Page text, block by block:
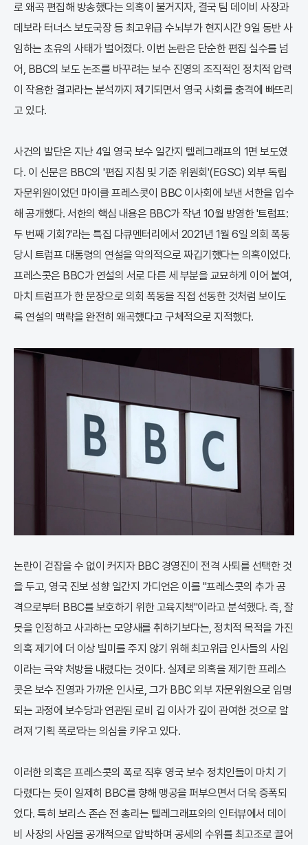
로 왜곡 편집해 방송했다는 의혹이 불거지자, 결국 팀 데이비 사장과
데보라 터너스 보도국장 등 최고위급 수뇌부가 현지시간 9일 동반 사
임하는 초유의 사태가 벌어졌다. 이번 논란은 단순한 편집 실수를 넘
어, BBC의 보도 논조를 바꾸려는 보수 진영의 조직적인 정치적 압력
이 작용한 결과라는 분석까지 제기되면서 영국 사회를 충격에 빠뜨리
고 있다.
사건의 발단은 지난 4일 영국 보수 일간지 텔레그래프의 1면 보도였
다. 이 신문은 BBC의 '편집 지침 및 기준 위원회'(EGSC) 외부 독립
자문위원이었던 마이클 프레스콧이 BBC 이사회에 보낸 서한을 입수
해 공개했다. 서한의 핵심 내용은 BBC가 작년 10월 방영한 '트럼프:
두 번째 기회?'라는 특집 다큐멘터리에서 2021년 1월 6일 의회 폭동
당시 트럼프 대통령의 연설을 악의적으로 짜깁기했다는 의혹이었다.
프레스콧은 BBC가 연설의 서로 다른 세 부분을 교묘하게 이어 붙여,
마치 트럼프가 한 문장으로 의회 폭동을 직접 선동한 것처럼 보이도
록 연설의 맥락을 완전히 왜곡했다고 구체적으로 지적했다.
논란이 걷잡을 수 없이 커지자 BBC 경영진이 전격 사퇴를 선택한 것
을 두고, 영국 진보 성향 일간지 가디언은 이를 "프레스콧의 추가 공
격으로부터 BBC를 보호하기 위한 고육지책"이라고 분석했다. 즉, 잘
못을 인정하고 사과하는 모양새를 취하기보다는, 정치적 목적을 가진
의혹 제기에 더 이상 빌미를 주지 않기 위해 최고위급 인사들의 사임
이라는 극약 처방을 내렸다는 것이다. 실제로 의혹을 제기한 프레스
콧은 보수 진영과 가까운 인사로, 그가 BBC 외부 자문위원으로 임명
되는 과정에 보수당과 연관된 로비 깁 이사가 깊이 관여한 것으로 알
려져 '기획 폭로'라는 의심을 키우고 있다.
이러한 의혹은 프레스콧의 폭로 직후 영국 보수 정치인들이 마치 기
다렸다는 듯이 일제히 BBC를 향해 맹공을 퍼부으면서 더욱 증폭되
었다. 특히 보리스 존슨 전 총리는 텔레그래프와의 인터뷰에서 데이
비 사장의 사임을 공개적으로 압박하며 공세의 수위를 최고조로 끌어